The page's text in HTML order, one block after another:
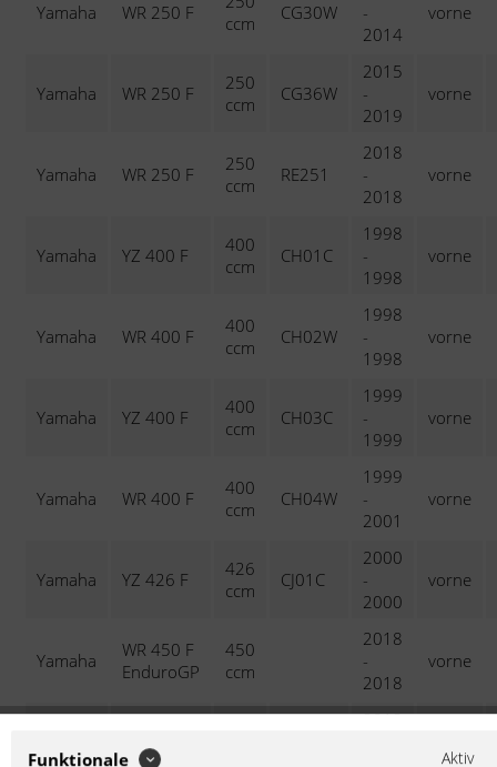
Yamaha WR 250 F
ccm
CG30W
-
2014
vorne
Yamaha WR 250 F
250
ccm
CG36W
2015
-
2019
vorne
Yamaha WR 250 F
250
ccm
RE251
2018
-
2018
vorne
Yamaha YZ 400 F
400
ccm
CH01C
1998
-
1998
vorne
Yamaha WR 400 F
400
ccm
CH02W
1998
-
1998
vorne
Yamaha YZ 400 F
400
ccm
CH03C
1999
-
1999
vorne
Yamaha WR 400 F
400
ccm
CH04W
1999
-
2001
vorne
Yamaha YZ 426 F
426
ccm
CJ01C
2000
-
2000
vorne
Yamaha
WR 450 F
EnduroGP
450
ccm
2018
-
2018
vorne
2012
Funktionale
Aktiv